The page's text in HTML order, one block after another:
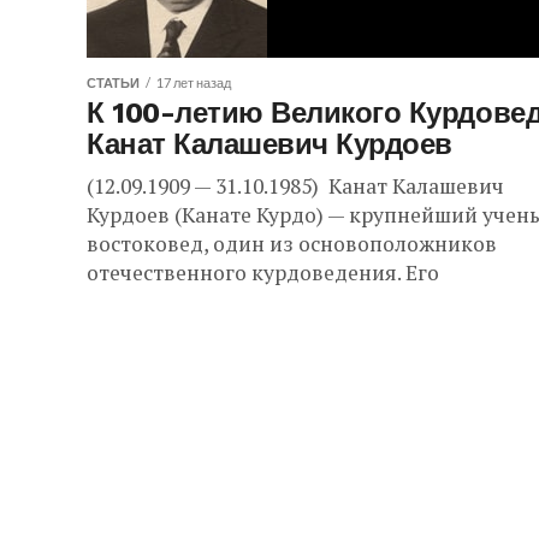
СТАТЬИ 17 лет назад
К 100-летию Великого
Канат Калашевич Курдоев
(12.09.1909 — 31.10.1985) Канат Калашевич
Курдоев (Канате Курдо) — крупнейший
востоковед, один из основоположников
отечественного курдоведения. Его